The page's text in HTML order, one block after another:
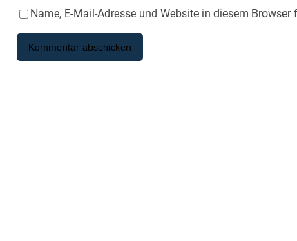
Name, E-Mail-Adresse und Website in diesem